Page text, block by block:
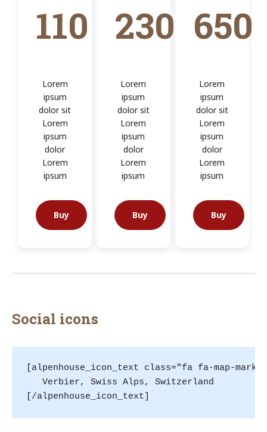
110
Lorem
ipsum
dolor sit
Lorem
ipsum
dolor
Lorem
ipsum
Buy
230
Lorem
ipsum
dolor sit
Lorem
ipsum
dolor
Lorem
ipsum
Buy
650
Lorem
ipsum
dolor sit
Lorem
ipsum
dolor
Lorem
ipsum
Buy
Social icons
[alpenhouse_icon_text class="fa fa-map-
   Verbier, Swiss Alps, Switzerland
[/alpenhouse_icon_text]